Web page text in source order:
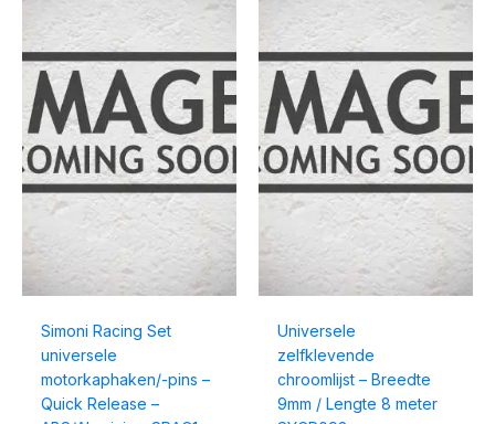
Simoni Racing Set
universele
motorkaphaken/-pins –
Quick Release –
Universele
zelfklevende
chroomlijst – Breedte
9mm / Lengte 8 meter